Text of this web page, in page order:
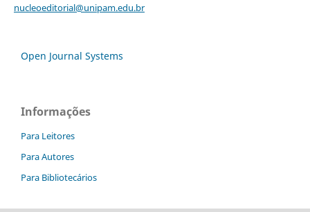
nucleoeditorial@unipam.edu.br
Open Journal Systems
Informações
Para Leitores
Para Autores
Para Bibliotecários